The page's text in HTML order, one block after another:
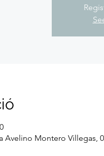
Avelino Montero Villegas,